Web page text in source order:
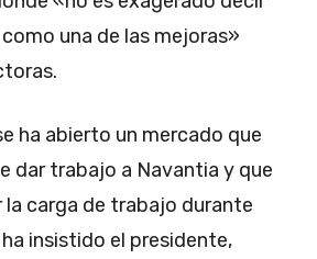
una de las mejoras»
ha abierto un mercado que
dar trabajo a Navantia y que
carga de trabajo durante
insistido el presidente,